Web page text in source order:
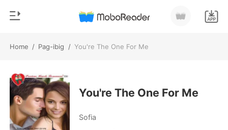
Home / Pag-ibig / You're The One For Me
MAG-TOP UP
Kasaysayan ng Pagbasa
Genre
Makabago
Pag-ibig
You're The One For Me
Sofia